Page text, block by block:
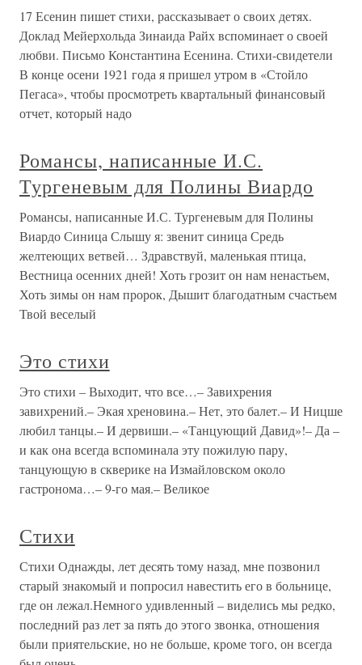
17 Есенин пишет стихи, рассказывает о своих детях.
Доклад Мейерхольда Зинаида Райх вспоминает о своей
любви. Письмо Константина Есенина. Стихи-свидетели
В конце осени 1921 года я пришел утром в «Стойло
Пегаса», чтобы просмотреть квартальный финансовый
отчет, который надо
Романсы, написанные И.С.
Тургеневым для Полины Виардо
Романсы, написанные И.С. Тургеневым для Полины
Виардо Синица Слышу я: звенит синица Средь
желтеющих ветвей… Здравствуй, маленькая птица,
Вестница осенних дней! Хоть грозит он нам ненастьем,
Хоть зимы он нам пророк, Дышит благодатным счастьем
Твой веселый
Это стихи
Это стихи – Выходит, что все…– Завихрения
завихрений.– Экая хреновина.– Нет, это балет.– И Ницше
любил танцы.– И дервиши.– «Танцующий Давид»!– Да –
и как она всегда вспоминала эту пожилую пару,
танцующую в скверике на Измайловском около
гастронома…– 9-го мая.– Великое
Стихи
Стихи Однажды, лет десять тому назад, мне позвонил
старый знакомый и попросил навестить его в больнице,
где он лежал.Немного удивленный – виделись мы редко,
последний раз лет за пять до этого звонка, отношения
были приятельские, но не больше, кроме того, он всегда